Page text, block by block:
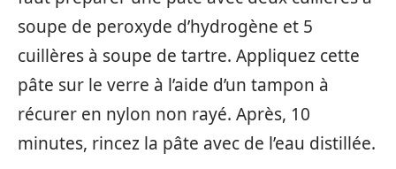
soupe de peroxyde d’hydrogène et 5
cuillères à soupe de tartre. Appliquez cette
pâte sur le verre à l’aide d’un tampon à
récurer en nylon non rayé. Après, 10
minutes, rincez la pâte avec de l’eau distillée.